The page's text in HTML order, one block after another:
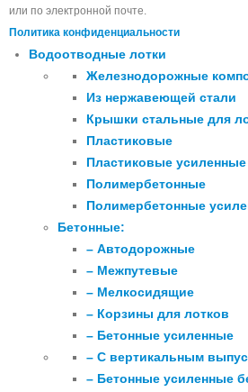
или по электронной почте.
Политика конфиденциальности
Водоотводные лотки
Железнодорожные
Из нержавеющей стали
Крышки стальные для
Пластиковые
Пластиковые усиленные
Полимербетонные
Полимербетонные
Бетонные:
– Автодорожные
– Межпутевые
– Мелкосидящие
– Корзины для лотков
– Бетонные усиленные
– С вертикальным
– Бетонные усиленные